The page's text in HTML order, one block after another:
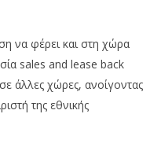
να φέρει και στη χώρα
sales and lease back
άλλες χώρες, ανοίγοντας
της εθνικής